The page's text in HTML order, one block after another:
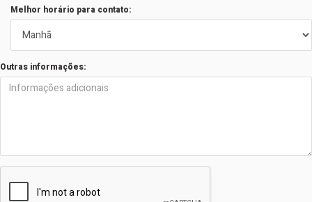
Melhor horário para contato:
Outras informações: